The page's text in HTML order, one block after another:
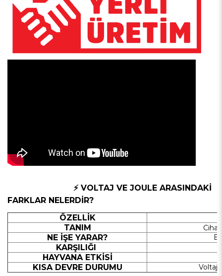
⚡ VOLTAJ VE JOULE ARASINDAKİ
FARKLAR NELERDİR?
ÖZELLİK
TANIM
NE İŞE YARAR?
KARŞILIĞI
HAYVANA ETKİSİ
KISA DEVRE DURUMU
Voltaj